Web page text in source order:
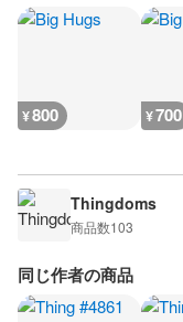
¥800 ¥700
Thingdoms
商品数103
同じ作者の商品